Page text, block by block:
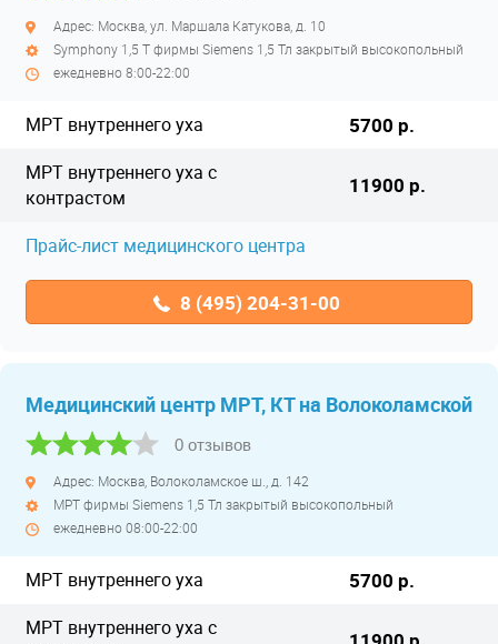
Адрес: Москва, ул. Маршала Катукова, д. 10
Symphony 1,5 T фирмы Siemens 1,5 Тл закрытый высокопольный
ежедневно 8:00-22:00
МРТ внутреннего уха 5700 р.
МРТ внутреннего уха с
контрастом
11900 р.
Прайс-лист медицинского центра
8 (495) 204-31-00
Медицинский центр МРТ, КТ на Волоколамской
0 отзывов
Адрес: Москва, Волоколамское ш., д. 142
МРТ фирмы Siemens 1,5 Тл закрытый высокопольный
ежедневно 08:00-22:00
МРТ внутреннего уха 5700 р.
МРТ внутреннего уха с